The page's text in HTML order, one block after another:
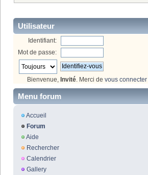
Utilisateur
Identifiant:
Mot de passe:
Bienvenue, Invité. Merci de vous connecter
Menu forum
Accueil
Forum
Aide
Rechercher
Calendrier
Gallery